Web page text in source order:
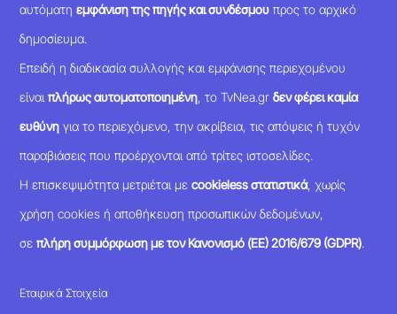
αυτόματηεμφάνιση της πηγής και συνδέσμου προς το αρχικό
δημοσίευμα.
Επειδή η διαδικασία συλλογής και εμφάνισης περιεχομένου
είναιπλήρως αυτοματοποιημένη , το TvNea.grδεν φέρει καμία
ευθύνη για το περιεχόμενο, την ακρίβεια, τις απόψεις ή τυχόν
παραβιάσεις που προέρχονται από τρίτες ιστοσελίδες.
Η επισκεψιμότητα μετριέται μεcookieless στατιστικά, χωρίς
χρήση cookies ή αποθήκευση προσωπικών δεδομένων,
σεπλήρη συμμόρφωση με τον Κανονισμό (ΕΕ) 2016/679 (GDPR).
Εταιρικά Στοιχεία